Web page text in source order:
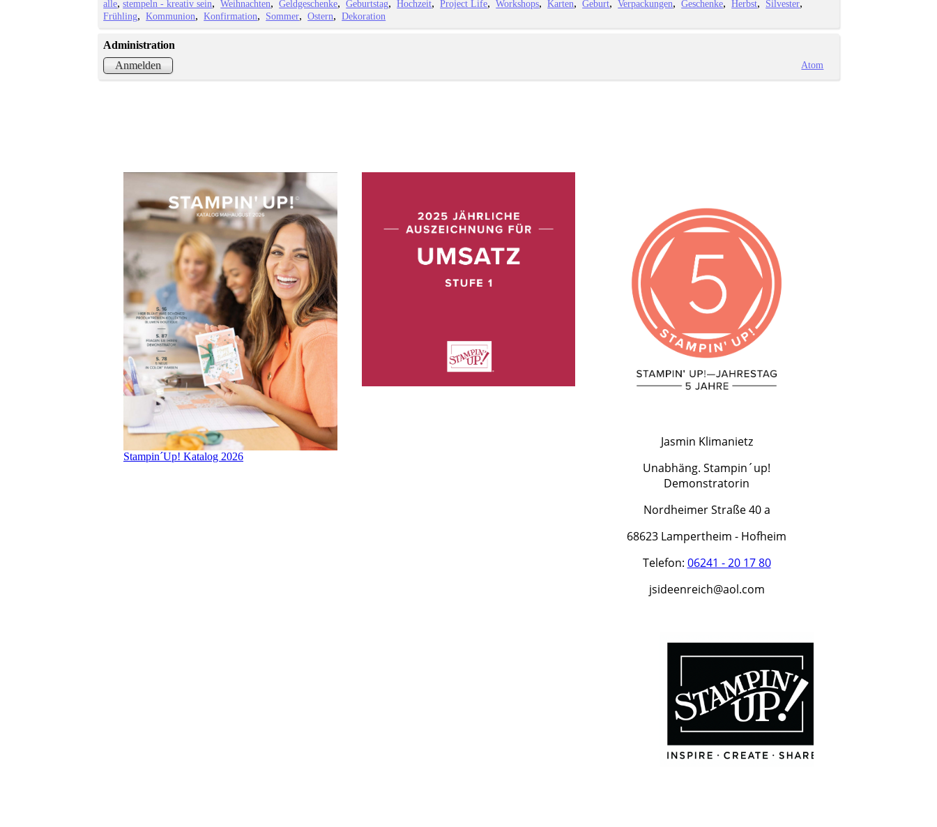
alle stempeln - kreativ sein Weihnachten Geldgeschenke Geburtstag Hochzeit Project Life Workshops Karten Geburt Verpackungen Geschenke Herbst
Silvester
Frühling
Kommunion Konfirmation Sommer Ostern Dekoration
Administration
Anmelden
Atom
Stampin´Up! Katalog 2026
Jasmin Klimanietz
Unabhäng. Stampin´up!
Demonstratorin
Nordheimer Straße 40 a
68623 Lampertheim - Hofheim
Telefon: 06241 - 20 17 80
jsideenreich@aol.com